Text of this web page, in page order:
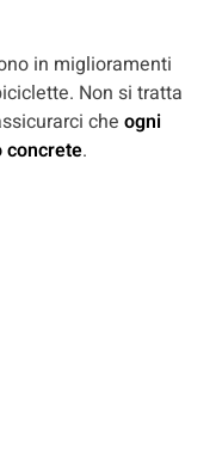
in miglioramenti
Non si tratta
che ogni
concrete.